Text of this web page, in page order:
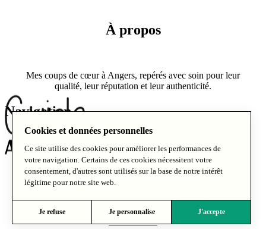
À propos
Mes coups de cœur à Angers, repérés avec soin pour leur
qualité, leur réputation et leur authenticité.
Navigation
À propos
Critères de sélection
Blog
Contact
Mentions légales Politique de confidentialité–
Bonnes adresses
Vivre à Angers
À propos
Contact
Cookies et données personnelles
Ce site utilise des cookies pour améliorer les performances de
votre navigation. Certains de ces cookies nécessitent votre
consentement, d'autres sont utilisés sur la base de notre intérêt
légitime pour notre site web.
Je refuse Je personnalise J'accepte